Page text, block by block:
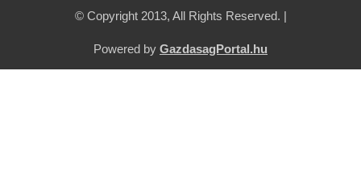
© Copyright 2013, All Rights Reserved. |
Powered by GazdasagPortal.hu